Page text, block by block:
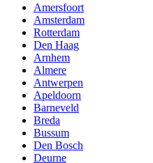
Amersfoort
Amsterdam
Rotterdam
Den Haag
Arnhem
Almere
Antwerpen
Apeldoorn
Barneveld
Breda
Bussum
Den Bosch
Deurne